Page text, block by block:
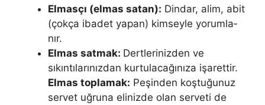
Elmasçı (elmas satan): Dindar, alim, abit
(çokça ibadet yapan) kimseyle yorumla­
nır.
Elmas satmak: Dertlerinizden ve
sıkıntılarınızdan kurtulacağınıza işarettir.
Elmas toplamak: Peşinden koştuğunuz
servet uğruna elinizde olan serveti de